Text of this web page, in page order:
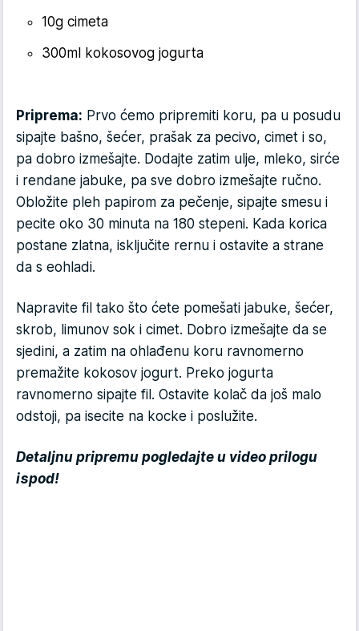
10g cimeta
300ml kokosovog jogurta
Priprema: Prvo ćemo pripremiti koru, pa u posudu
sipajte bašno, šećer, prašak za pecivo, cimet i so,
pa dobro izmešajte. Dodajte zatim ulje, mleko, sirće
i rendane jabuke, pa sve dobro izmešajte ručno.
Obložite pleh papirom za pečenje, sipajte smesu i
pecite oko 30 minuta na 180 stepeni. Kada korica
postane zlatna, isključite rernu i ostavite a strane
da s eohladi.
Napravite fil tako što ćete pomešati jabuke, šećer,
skrob, limunov sok i cimet. Dobro izmešajte da se
sjedini, a zatim na ohlađenu koru ravnomerno
premažite kokosov jogurt. Preko jogurta
ravnomerno sipajte fil. Ostavite kolač da još malo
odstoji, pa isecite na kocke i poslužite.
Detaljnu pripremu pogledajte u video prilogu
ispod!